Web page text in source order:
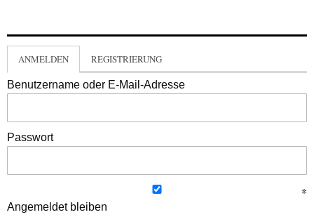
ANMELDEN REGISTRIERUNG
Benutzername oder E-Mail-Adresse
Passwort
Angemeldet bleiben